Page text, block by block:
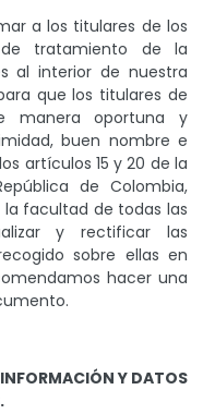
a los titulares de los
tratamiento de la
al interior de nuestra
que los titulares de
manera oportuna y
buen nombre e
artículos 15 y 20 de la
de Colombia,
facultad de todas las
y rectificar las
sobre ellas en
hacer una
Y DATOS